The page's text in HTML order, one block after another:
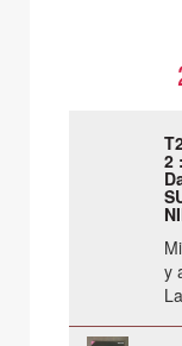
2
y